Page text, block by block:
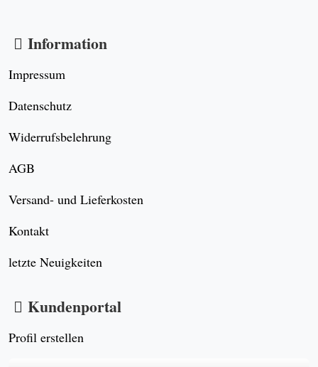
Information
Impressum
Datenschutz
Widerrufsbelehrung
AGB
Versand- und Lieferkosten
Kontakt
letzte Neuigkeiten
Kundenportal
Profil erstellen